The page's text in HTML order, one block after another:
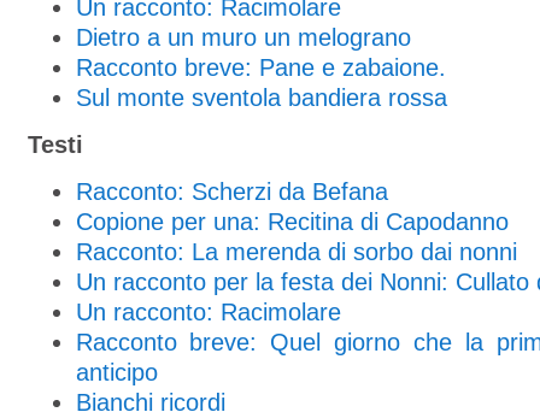
Un racconto: Racimolare
Dietro a un muro un melograno
Racconto breve: Pane e zabaione.
Sul monte sventola bandiera rossa
Testi
Racconto: Scherzi da Befana
Copione per una: Recitina di Capodanno
Racconto: La merenda di sorbo dai nonni
Un racconto per la festa dei Nonni: Cullato
Un racconto: Racimolare
Racconto breve: Quel giorno che la
anticipo
Bianchi ricordi